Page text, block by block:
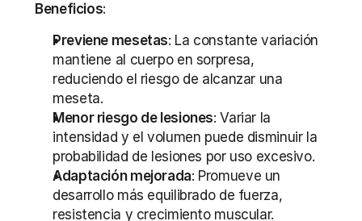
Beneficios:
Previene mesetas: La constante variación
mantiene al cuerpo en sorpresa,
reduciendo el riesgo de alcanzar una
meseta.
Menor riesgo de lesiones: Variar la
intensidad y el volumen puede disminuir la
probabilidad de lesiones por uso excesivo.
Adaptación mejorada: Promueve un
desarrollo más equilibrado de fuerza,
resistencia y crecimiento muscular.